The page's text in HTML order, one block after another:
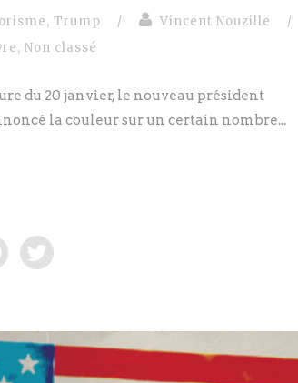
, Trump / Vincent Nouzille
/
, Non classé
du 20 janvier, le nouveau président
la couleur sur un certain nombre...